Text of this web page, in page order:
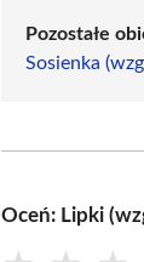
Pozostałe
Sosienka
Oceń: Lipki